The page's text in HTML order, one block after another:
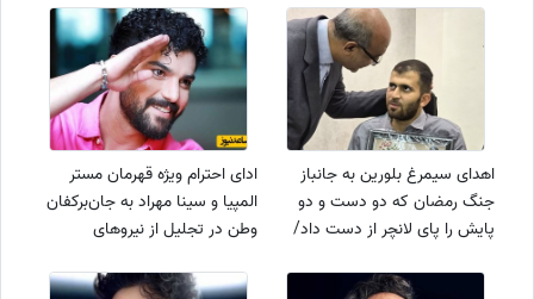
اهدای سیمرغ بلورین به جانباز
جنگ رمضان که دو دست و دو
پایش را پای لانچر از دست داد/
تندیس‌هایم را بدهم به حضرت
ادای احترام ویژه قهرمان مستر
المپیا و سینا مهراد به جان‌برکفان
وطن در تجلیل از نیروهای